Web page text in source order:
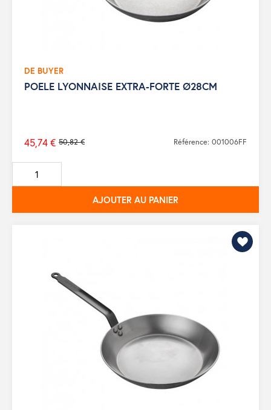
DE BUYER
POELE LYONNAISE EXTRA-FORTE Ø28CM
Prix
de
base
50,82 €
45,74 € Référence: 001006FF
AJOUTER AU PANIER